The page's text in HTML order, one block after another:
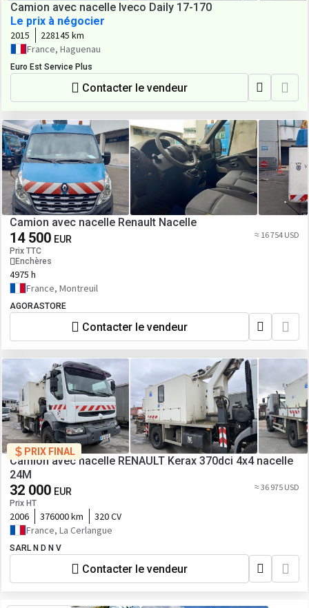
Camion avec nacelle Iveco Daily 17-170
Le prix à négocier
2015
228145 km
France, Haguenau
Euro Est Service Plus
Contacter le vendeur
Camion avec nacelle Renault Nacelle
14 500 EUR
Prix TTC
Enchères
≈ 16 754 USD
4975 h
France, Montreuil
AGORASTORE
Contacter le vendeur
PRIX FINAL
Camion avec nacelle RENAULT Kerax 370dci 4x4 nacelle
24M
32 000 EUR
Prix HT
≈ 36 975 USD
2006 376000 km
320 CV
France, La Cerlangue
SARL N D N V
Contacter le vendeur